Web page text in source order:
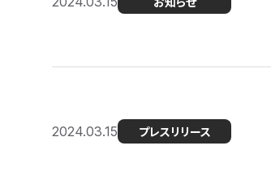
2024.03.15 プレスリリース